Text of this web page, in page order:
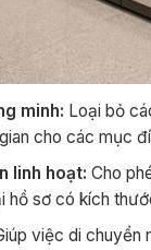
minh: Loại bỏ
cho các mục
linh hoạt: Cho
hồ sơ có kích
việc di chuyển